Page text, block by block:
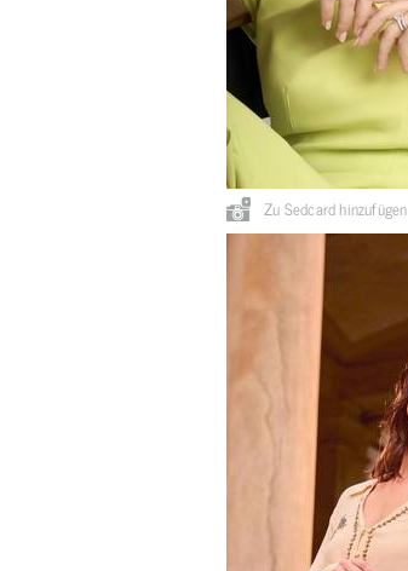
Zu Sedcard hinzufügen